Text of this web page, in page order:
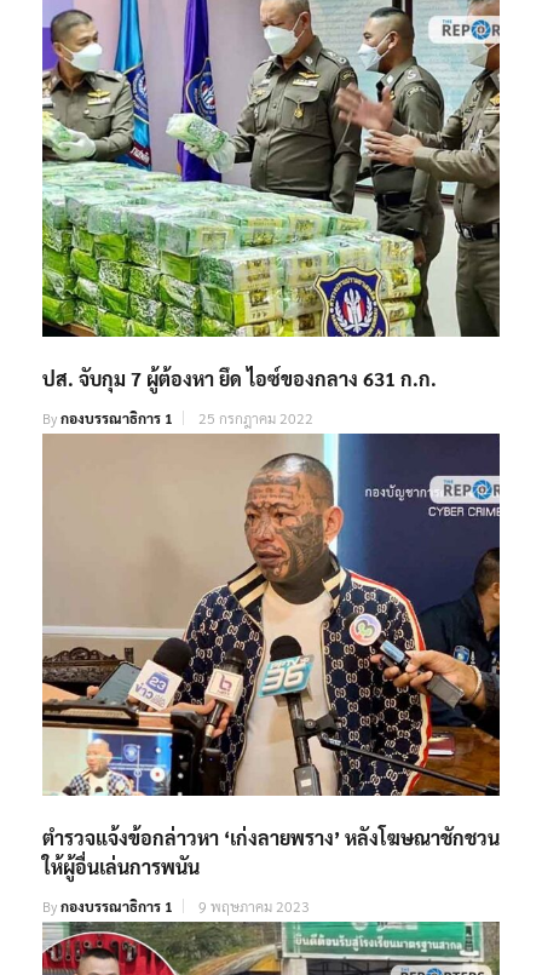
ปส. จับกุม 7 ผู้ต้องหา ยึด ไอซ์ของกลาง 631 ก.ก.
Byกองบรรณาธิการ 1 25 กรกฎาคม 2022
ตำรวจแจ้งข้อกล่าวหา ‘เก่งลายพราง’ หลังโฆษณาชักชวน
ให้ผู้อื่นเล่นการพนัน
Byกองบรรณาธิการ 1 9 พฤษภาคม 2023